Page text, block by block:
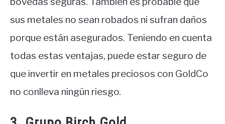
sus metales no sean robados ni sufran daños
porque están asegurados. Teniendo en cuenta
todas estas ventajas, puede estar seguro de
que invertir en metales preciosos con GoldCo
no conlleva ningún riesgo.